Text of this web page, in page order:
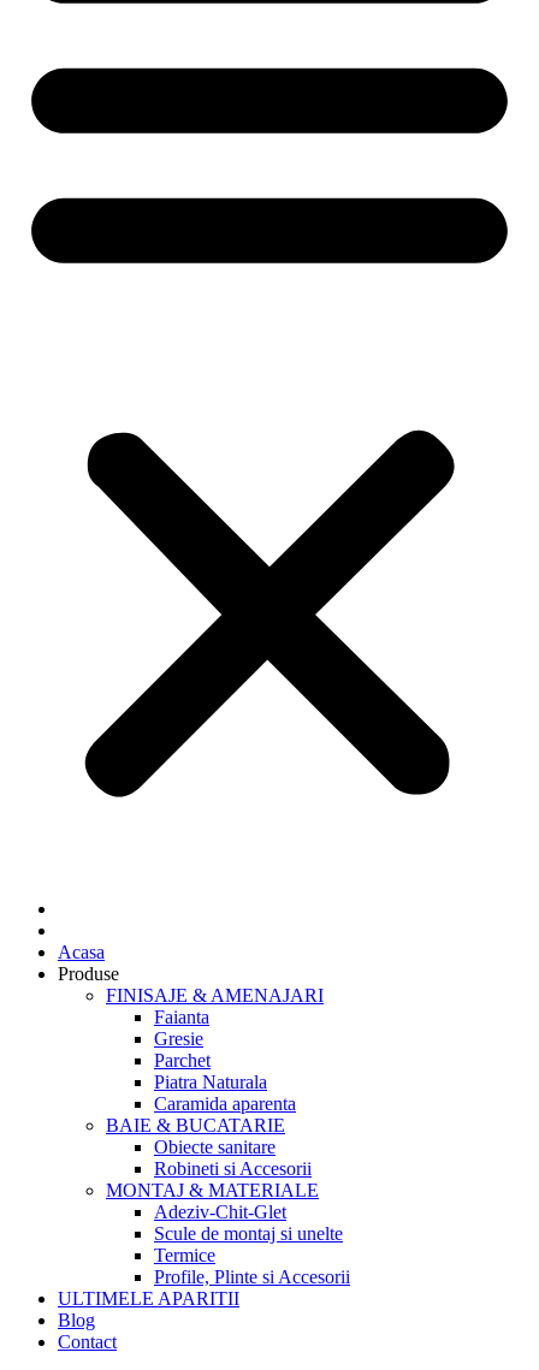
Acasa
Produse
FINISAJE & AMENAJARI
Faianta
Gresie
Parchet
Piatra Naturala
Caramida aparenta
BAIE & BUCATARIE
Obiecte sanitare
Robineti si Accesorii
MONTAJ & MATERIALE
Adeziv-Chit-Glet
Scule de montaj si unelte
Termice
Profile, Plinte si Accesorii
ULTIMELE APARITII
Blog
Contact